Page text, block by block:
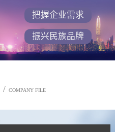
把握企业需求
振兴民族品牌
/ COMPANY FILE